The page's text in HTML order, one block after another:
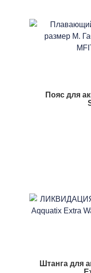
Пояс для
Штанга для